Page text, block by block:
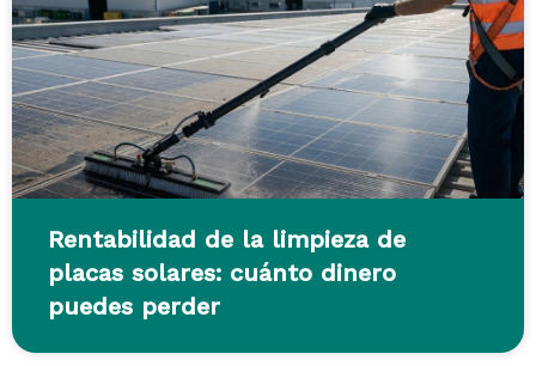
Rentabilidad de la limpieza de
placas solares: cuánto dinero
puedes perder